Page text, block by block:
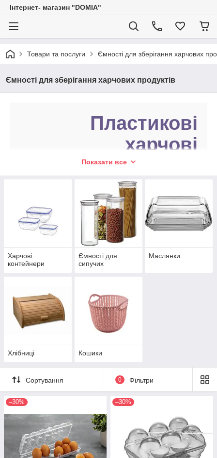
Iнтернет- магазин "DOMIA"
Товари та послуги Ємності для зберігання харчових
Ємності для зберігання харчових продуктів
Пластикові
харчові
контейнери
Дивитися каталог
Показати все
Харчові
контейнери
Ємності для
сипучих
Маслянки
Хлібниці Кошики
Сортування 0 Фільтри
–30% –30%